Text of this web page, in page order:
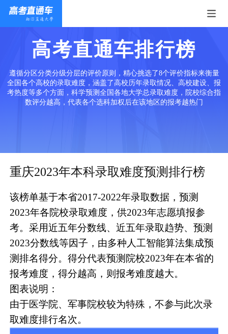
高考直通车排行榜
遵循分区分类分级分层的评价原则，精心挑选了8个评价指标来衡量
全国各个高校的录取难度，涵盖了高校历年录取情况、高校建设、报
考热度等多个方面，科学预测全国各地大学总录取难度，院校综合指
数评分越高，代表各个选科加权后在该地区的报考越热门
重庆2023年本科录取难度预测排行榜
该榜单基于本省2017-2022年录取数据，预测
2023年各院校录取难度，供2023年志愿填报参
考。采用近五年分数线、近五年录取趋势、预测
2023分数线等因子，由多种人工智能算法集成预
测排名得分。得分代表预测院校2023年在本省的
报考难度，得分越高，则报考难度越大。
图表说明：
由于医学院、军事院校较为特殊，不参与此次录
取难度排行名次。